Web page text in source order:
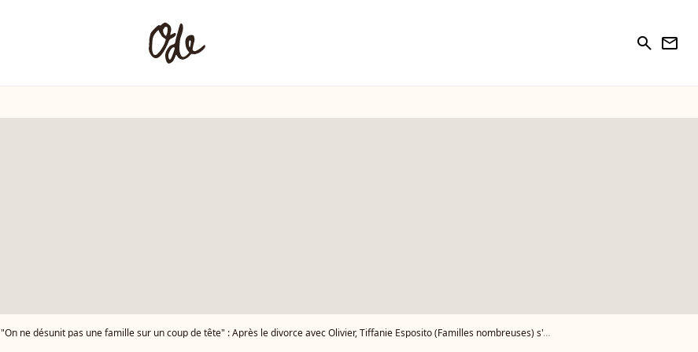
search newsletter
"On ne désunit pas une famille sur un coup de tête" : Après le divorce avec Olivier, Tiffanie Esposito (Familles nombreuses) s'exprime enfin